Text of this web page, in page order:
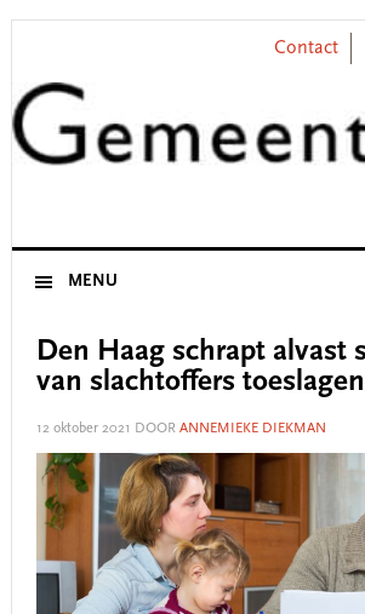
Skip
primary
navigation
Skip
content
Skip
primary
sidebar
Skip
footer
Contact
MENU
Den Haag schrapt alvast
van slachtoffers
12 oktober 2021 DOOR ANNEMIEKE DIEKMAN